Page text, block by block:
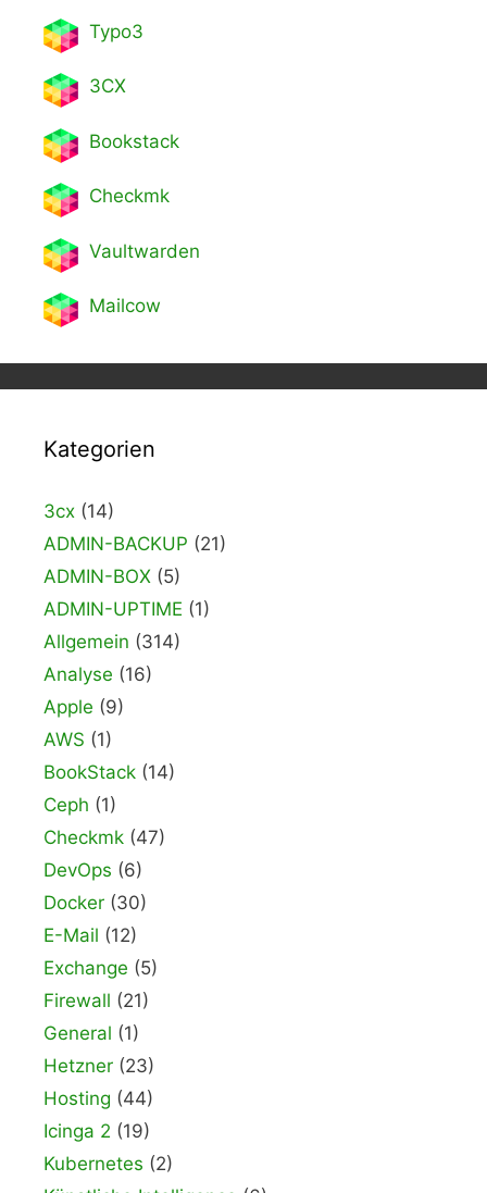
Typo3
3CX
Bookstack
Checkmk
Vaultwarden
Mailcow
Kategorien
3cx (14)
ADMIN-BACKUP (21)
ADMIN-BOX (5)
ADMIN-UPTIME (1)
Allgemein (314)
Analyse (16)
Apple (9)
AWS (1)
BookStack (14)
Ceph (1)
Checkmk (47)
DevOps (6)
Docker (30)
E-Mail (12)
Exchange (5)
Firewall (21)
General (1)
Hetzner (23)
Hosting (44)
Icinga 2 (19)
Kubernetes (2)